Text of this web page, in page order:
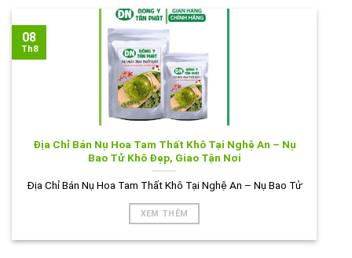
Địa Chỉ Bán Nụ Hoa Tam Thất Khô Tại Nghệ An – Nụ
Bao Tử Khô Đẹp, Giao Tận Nơi
Địa Chỉ Bán Nụ Hoa Tam Thất Khô Tại Nghệ An – Nụ Bao Tử
XEM THÊM
08
Th8